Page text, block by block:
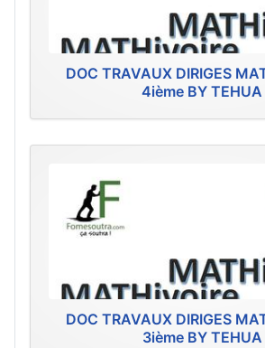
DOC TRAVAUX DIRIGES
4ième BY TEHUA
DOC TRAVAUX DIRIGES
3ième BY TEHUA